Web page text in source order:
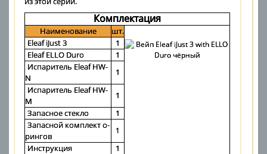
Комплектация
Наименование
шт.
Eleaf iJust 3
1
Eleaf ELLO Duro
1
Испаритель Eleaf HW-
N
1
Испаритель Eleaf HW-
M
1
Запасное стекло
1
Запасной комплект о-
рингов
1
Инструкция
1